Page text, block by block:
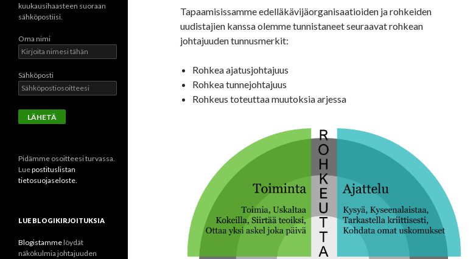
Tapaamisissamme edelläkävijäorganisaatioiden ja rohkeiden
uudistajien kanssa olemme tunnistaneet seuraavat rohkean
johtajuuden tunnusmerkit:
Rohkea ajatusjohtajuus
Rohkea tunnejohtajuus
Rohkeus toteuttaa muutoksia arjessa
kuukausihaasteen suoraan
sähköpostiisi.
Oma nimi
Sähköposti
Pidämme osoitteesi turvassa.
Luepostituslistan
tietosuojaseloste.
LUE BLOGIKIRJOITUKSIA
Blogistammelöydät
näkökulmia johtajuuden